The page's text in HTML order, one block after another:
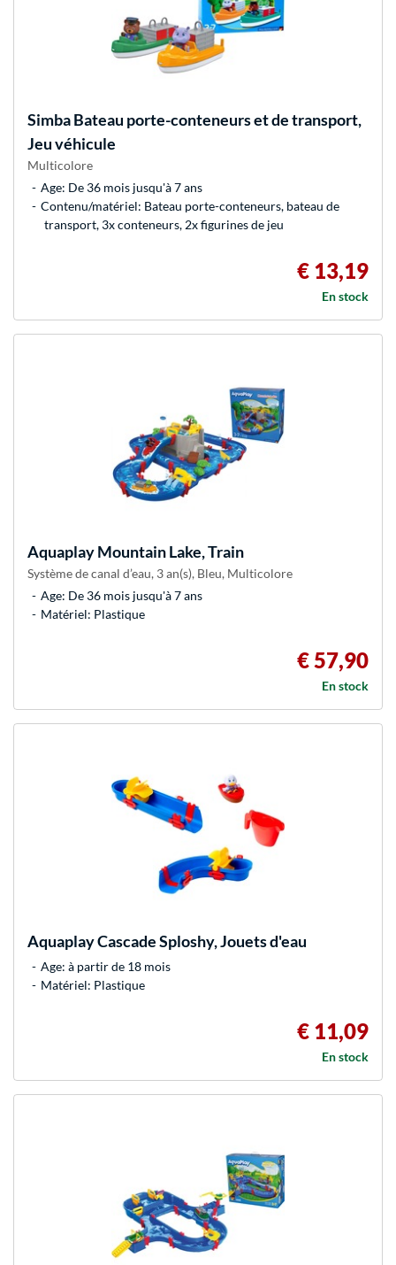
SimbaBateau porte-conteneurs et de transport,
Jeu véhicule
Multicolore
Age: De 36 mois jusqu'à 7 ans
Contenu/matériel: Bateau porte-conteneurs, bateau de
transport, 3x conteneurs, 2x figurines de jeu
€ 13,19
En stock
AquaplayMountain Lake, Train
Système de canal d’eau, 3 an(s), Bleu, Multicolore
Age: De 36 mois jusqu'à 7 ans
Matériel: Plastique
€ 57,90
En stock
AquaplayCascade Sploshy, Jouets d'eau
Age: à partir de 18 mois
Matériel: Plastique
€ 11,09
En stock